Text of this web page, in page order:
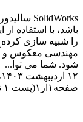
باشد، با استفاده
را شبیه سازی کرده
مهندسی معکوس و
شود. شما می توا...
۱۲ اردیبهشت ۱۴۰۳،‏ ۱۰:۳۱
صفحه ۱ از ۱(پست ۱ تا ۱)